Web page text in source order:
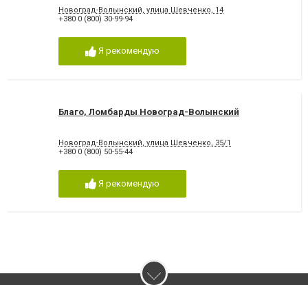
Новоград-Волынский, улица Шевченко, 14
+380 0 (800) 30-99-94
Я рекомендую
Благо, Ломбарды Новоград-Волынский
Новоград-Волынский, улица Шевченко, 35/1
+380 0 (800) 50-55-44
Я рекомендую